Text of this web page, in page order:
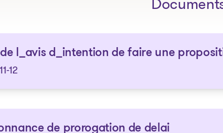
de l_avis d_intention de faire une
12
de prorogation de delai